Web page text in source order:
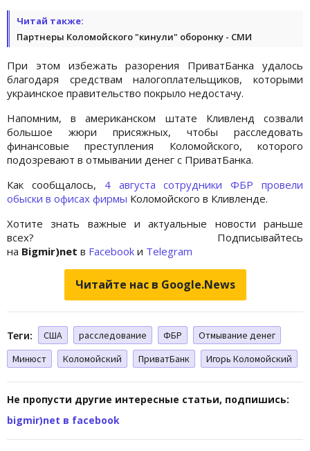
Читай также:
Партнеры Коломойского "кинули" оборонку - СМИ
При этом избежать разорения ПриватБанка удалось
благодаря средствам налогоплательщиков, которыми
украинское правительство покрыло недостачу.
Напомним, в американском штате Кливленд созвали
большое жюри присяжных, чтобы расследовать
финансовые преступления Коломойского, которого
подозревают в отмывании денег с ПриватБанка.
Как сообщалось, 4 августа сотрудники ФБР провели
обыски в офисах фирмы Коломойского в Кливленде.
Хотите знать важные и актуальные новости раньше
всех? Подписывайтесь
на Bigmir)net в Facebook и Telegram
Читайте нас в Google.News
Теги: США расследование ФБР
Отмывание денег
Минюст
Коломойский ПриватБанк Игорь Коломойский
Не пропусти другие интересные статьи, подпишись:
bigmir)net в facebook